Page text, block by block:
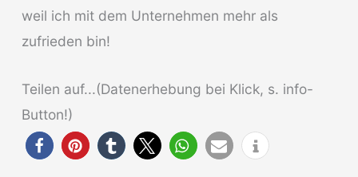
weil ich mit dem Unternehmen mehr als
zufrieden bin!
Teilen auf...(Datenerhebung bei Klick, s. info-
Button!)